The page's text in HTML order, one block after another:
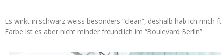
Es wirkt in schwarz weiss besonders “clean”, deshalb hab ich mich
Farbe ist es aber nicht minder freundlich im “Boulevard Berlin”.